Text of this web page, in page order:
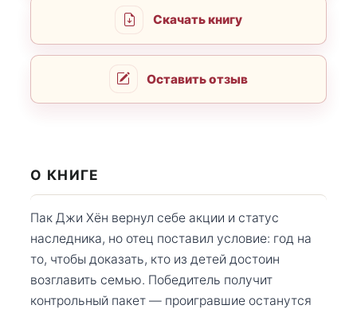
Скачать книгу
Оставить отзыв
О КНИГЕ
Пак Джи Хён вернул себе акции и статус
наследника, но отец поставил условие: год на
то, чтобы доказать, кто из детей достоин
возглавить семью. Победитель получит
контрольный пакет — проигравшие останутся